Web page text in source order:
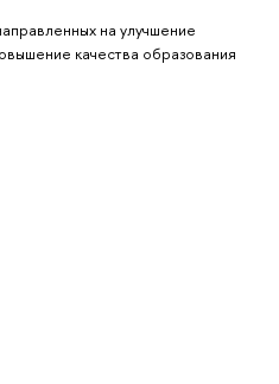
на улучшение
качества образования